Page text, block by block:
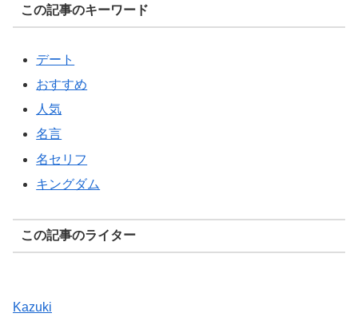
この記事のキーワード
デート
おすすめ
人気
名言
名セリフ
キングダム
この記事のライター
Kazuki